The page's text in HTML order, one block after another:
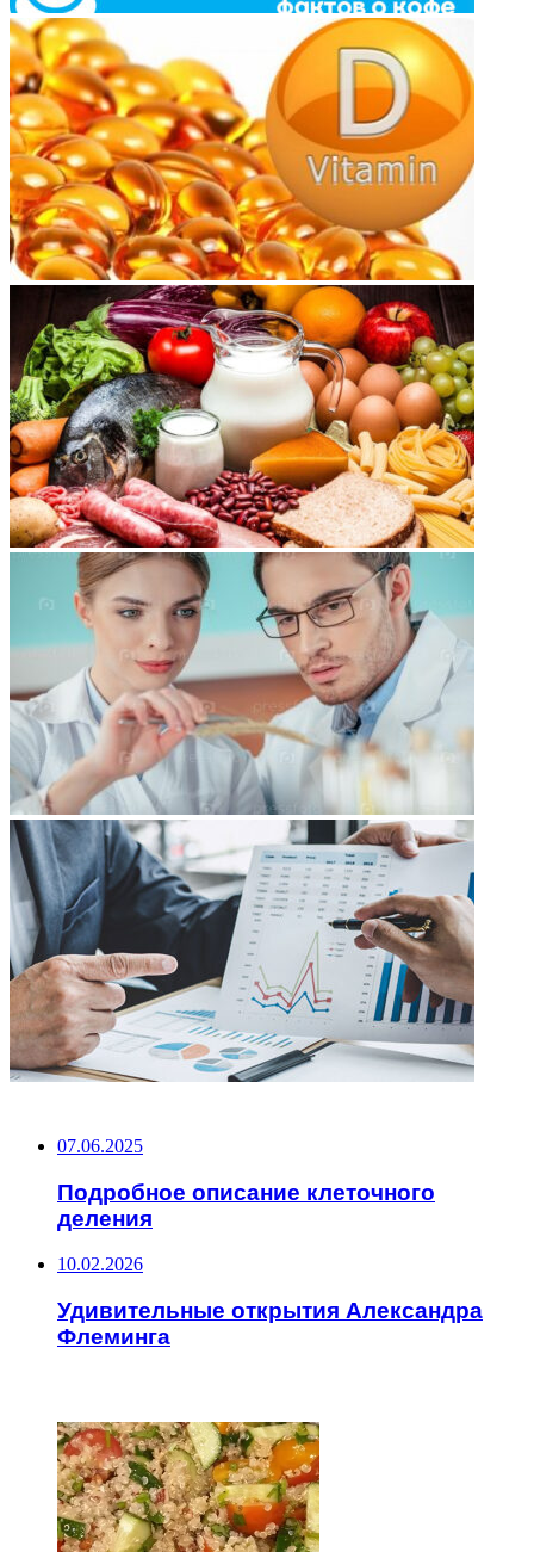
07.06.2025
Подробное описание клеточного
деления
10.02.2026
Удивительные открытия Александра
Флеминга